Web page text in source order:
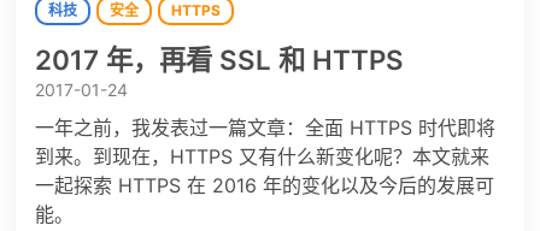
科技 安全 HTTPS
2017 年，再看 SSL 和 HTTPS
2017-01-24
一年之前，我发表过一篇文章：全面 HTTPS 时代即将
到来。到现在，HTTPS 又有什么新变化呢？本文就来
一起探索 HTTPS 在 2016 年的变化以及今后的发展可
能。